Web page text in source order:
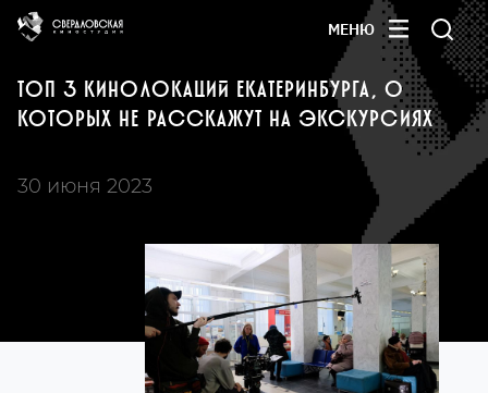
МЕНЮ
ТОП 3 КИНОЛОКАЦИЙ ЕКАТЕРИНБУРГА, О
КОТОРЫХ НЕ РАССКАЖУТ НА ЭКСКУРСИЯХ
30 июня 2023